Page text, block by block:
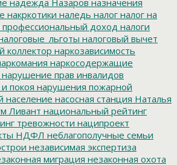
накркотики наледь налог налог на
профессиональный доход налоги
налоговый вычет
коллектор наркозависимость
наркосодержащие
нарушение прав инвалидов
покоя нарушения пожарной
население насосная станция Наталья
Ливант национальный рейтинг
тревожности наципроект
НДФЛ неблагополучные семьи
независимая экспертиза
миграция незаконная охота